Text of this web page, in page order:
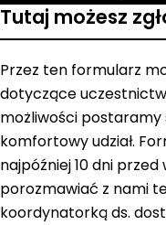
Tutaj możesz
Przez ten formularz
dotyczące
możliwości postaramy
komfortowy udział.
najpóźniej 10 dni
porozmawiać z nami
koordynatorką ds.